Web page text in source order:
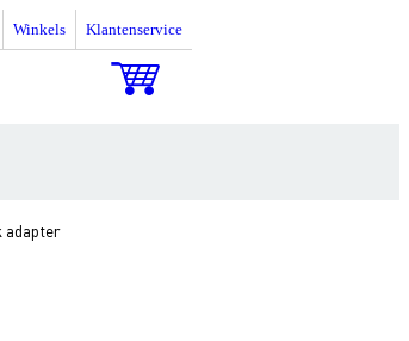
Winkels Klantenservice
adapter